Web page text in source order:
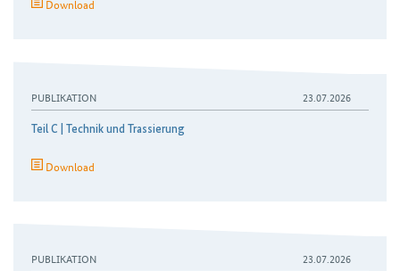
Download
PUBLIKATION 23.07.2026
Teil C | Technik und Trassierung
Download
PUBLIKATION 23.07.2026